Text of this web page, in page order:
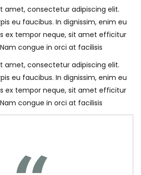
amet, consectetur adipiscing elit.
eu faucibus. In dignissim, enim eu
ex tempor neque, sit amet efficitur
congue in orci at facilisis
amet, consectetur adipiscing elit.
eu faucibus. In dignissim, enim eu
ex tempor neque, sit amet efficitur
congue in orci at facilisis